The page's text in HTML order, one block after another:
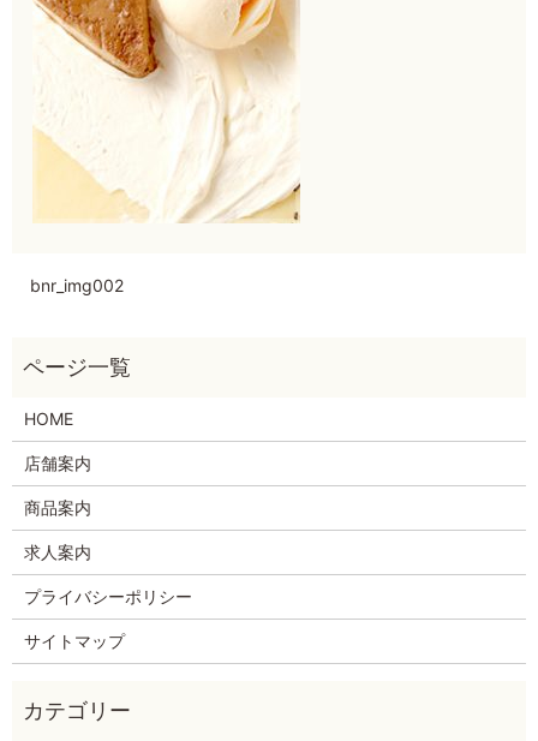
bnr_img002
HOME
店舗案内
商品案内
求人案内
プライバシーポリシー
サイトマップ